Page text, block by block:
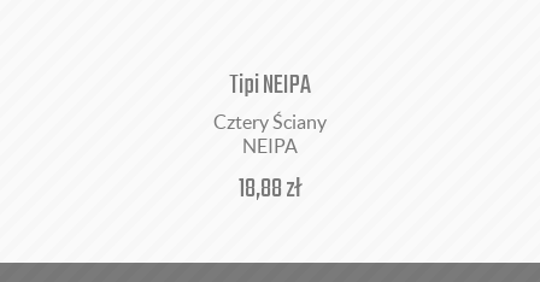
Tipi NEIPA
Cztery Ściany
NEIPA
18,88zł